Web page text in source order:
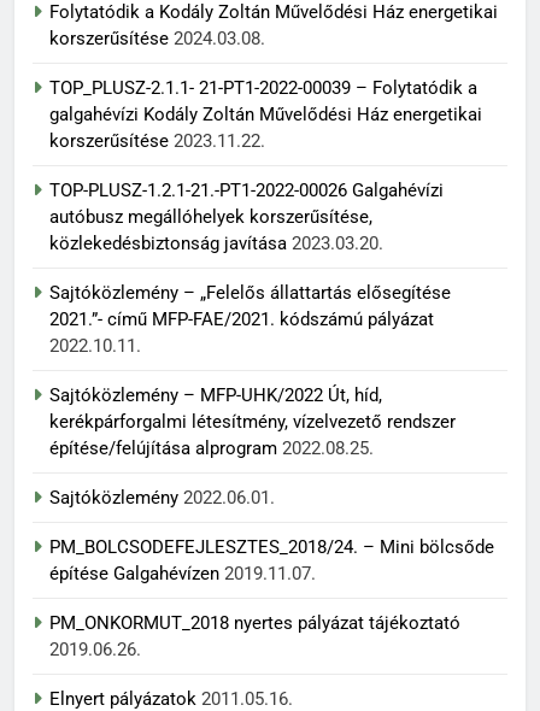
Folytatódik a Kodály Zoltán Művelődési Ház energetikai
korszerűsítése 2024.03.08.
TOP_PLUSZ-2.1.1- 21-PT1-2022-00039 – Folytatódik a
galgahévízi Kodály Zoltán Művelődési Ház energetikai
korszerűsítése 2023.11.22.
TOP-PLUSZ-1.2.1-21.-PT1-2022-00026 Galgahévízi
autóbusz megállóhelyek korszerűsítése,
közlekedésbiztonság javítása 2023.03.20.
Sajtóközlemény – „Felelős állattartás elősegítése
2021.”- című MFP-FAE/2021. kódszámú pályázat
2022.10.11.
Sajtóközlemény – MFP-UHK/2022 Út, híd,
kerékpárforgalmi létesítmény, vízelvezető rendszer
építése/felújítása alprogram 2022.08.25.
Sajtóközlemény 2022.06.01.
PM_BOLCSODEFEJLESZTES_2018/24. – Mini bölcsőde
építése Galgahévízen 2019.11.07.
PM_ONKORMUT_2018 nyertes pályázat tájékoztató
2019.06.26.
Elnyert pályázatok 2011.05.16.